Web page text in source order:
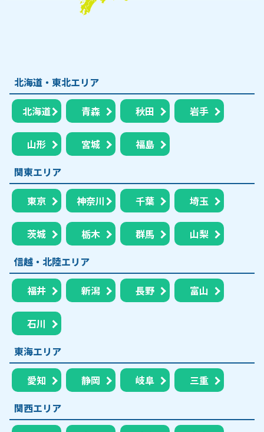
北海道・東北エリア
北海道 青森 秋田 岩手
山形 宮城
福島
関東エリア
東京 神奈川 千葉 埼玉
茨城 栃木 群馬
山梨
信越・北陸エリア
福井 新潟 長野 富山
石川
東海エリア
愛知 静岡 岐阜
三重
関西エリア